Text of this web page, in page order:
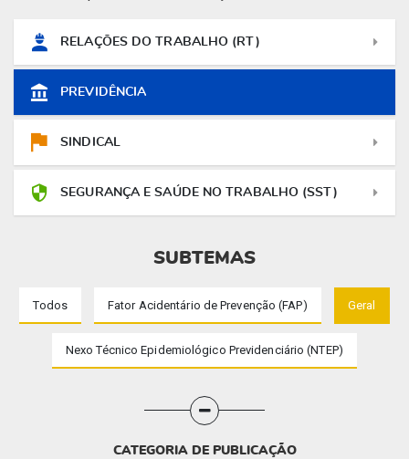
RELAÇÕES DO TRABALHO (RT)
PREVIDÊNCIA
SINDICAL
SEGURANÇA E SAÚDE NO TRABALHO (SST)
SUBTEMAS
Todos Fator Acidentário de Prevenção (FAP) Geral
Nexo Técnico Epidemiológico Previdenciário (NTEP)
CATEGORIA DE PUBLICAÇÃO